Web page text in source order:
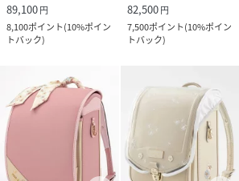
特許技術のしっかりくん?で、出し入れ
すい開口部の補強を行い、6年間美しい
89,100円
8,100ポイント(10%ポイン
トバック)
82,500円
7,500ポイント(10%ポイン
トバック)